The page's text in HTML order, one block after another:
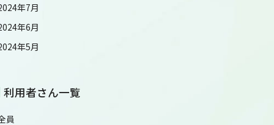
年7月
年6月
年5月
利用者さん一覧
員